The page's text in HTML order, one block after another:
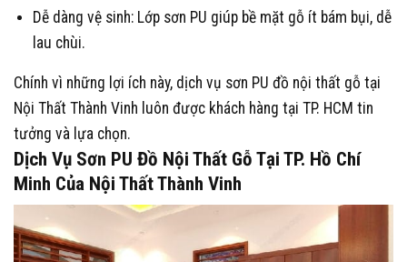
Dễ dàng vệ sinh: Lớp sơn PU giúp bề mặt gỗ ít bám bụi, dễ
lau chùi.
Chính vì những lợi ích này, dịch vụ sơn PU đồ nội thất gỗ tại
Nội Thất Thành Vinh luôn được khách hàng tại TP. HCM tin
tưởng và lựa chọn.
Dịch Vụ Sơn PU Đồ Nội Thất Gỗ Tại TP. Hồ Chí
Minh Của Nội Thất Thành Vinh